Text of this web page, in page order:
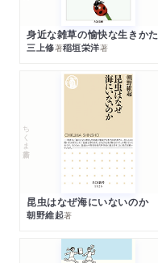
身近な雑草の愉快な生きかた
三上修著稲垣栄洋著
ちくま新書
昆虫はなぜ海にいないのか
朝野維起著